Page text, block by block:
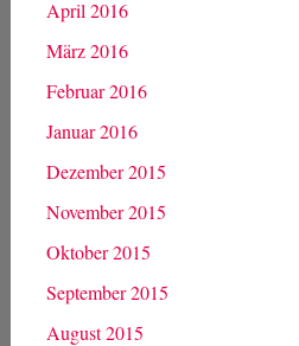
April 2016
März 2016
Februar 2016
Januar 2016
Dezember 2015
November 2015
Oktober 2015
September 2015
August 2015